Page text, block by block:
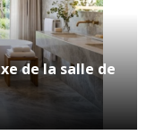
de la salle de